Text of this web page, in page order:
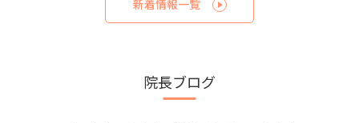
新着情報一覧
院長ブログ